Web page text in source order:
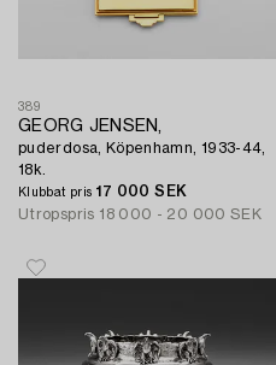
389
GEORG JENSEN,
puderdosa, Köpenhamn, 1933-44,
18k.
Klubbat pris 17 000 SEK
Utropspris 18 000 - 20 000 SEK